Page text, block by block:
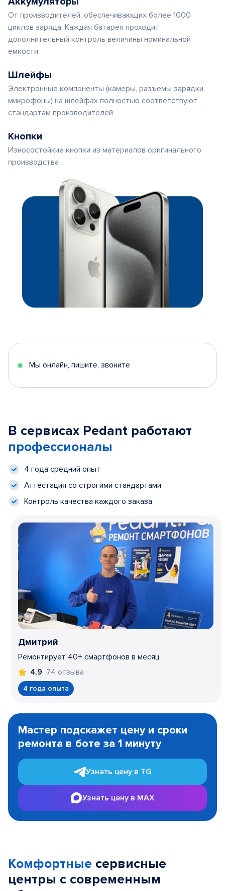
От производителей, обеспечивающих более 1000
циклов заряда. Каждая батарея проходит
дополнительный контроль величины номинальной
емкости
Шлейфы
Электронные компоненты (камеры, разъемы зарядки,
микрофоны) на шлейфах полностью соответствуют
стандартам производителей
Кнопки
Износостойкие кнопки из материалов оригинального
производства
Мы онлайн, пишите, звоните
В сервисах Pedant работают
профессионалы
4 года средний опыт
Аттестация со строгими стандартами
Контроль качества каждого заказа
Дмитрий
Ремонтирует 40+ смартфонов в месяц
4,9 74 отзыва
4 года опыта
1
Мастер подскажет цену и сроки
ремонта в боте за 1 минуту
Узнать цену в TG
Узнать цену в MAX
Комфортные сервисные
центры с современным